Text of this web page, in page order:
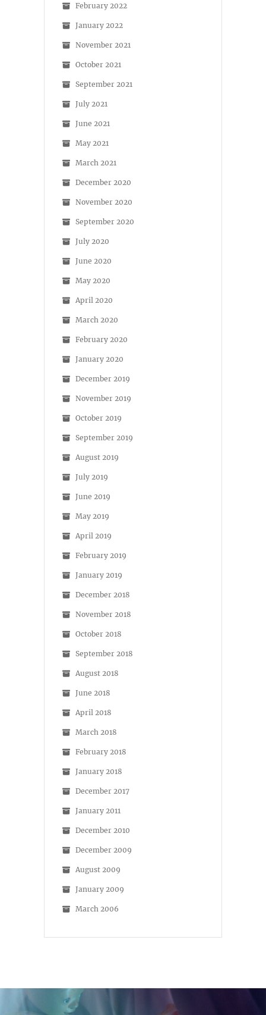
February 2022
January 2022
November 2021
October 2021
September 2021
July 2021
June 2021
May 2021
March 2021
December 2020
November 2020
September 2020
July 2020
June 2020
May 2020
April 2020
March 2020
February 2020
January 2020
December 2019
November 2019
October 2019
September 2019
August 2019
July 2019
June 2019
May 2019
April 2019
February 2019
January 2019
December 2018
November 2018
October 2018
September 2018
August 2018
June 2018
April 2018
March 2018
February 2018
January 2018
December 2017
January 2011
December 2010
December 2009
August 2009
January 2009
March 2006